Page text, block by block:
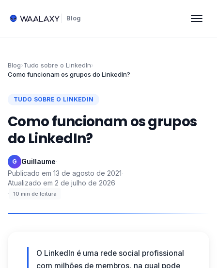
Blog
Blog›Tudo sobre o LinkedIn›
Como funcionam os grupos do LinkedIn?
TUDO SOBRE O LINKEDIN
Como funcionam os grupos
do LinkedIn?
G Guillaume·
Publicado em 13 de agosto de 2021·
Atualizado em 2 de julho de 2026
·
10 min de leitura
O LinkedIn é uma rede social profissional
com milhões de membros, na qual pode